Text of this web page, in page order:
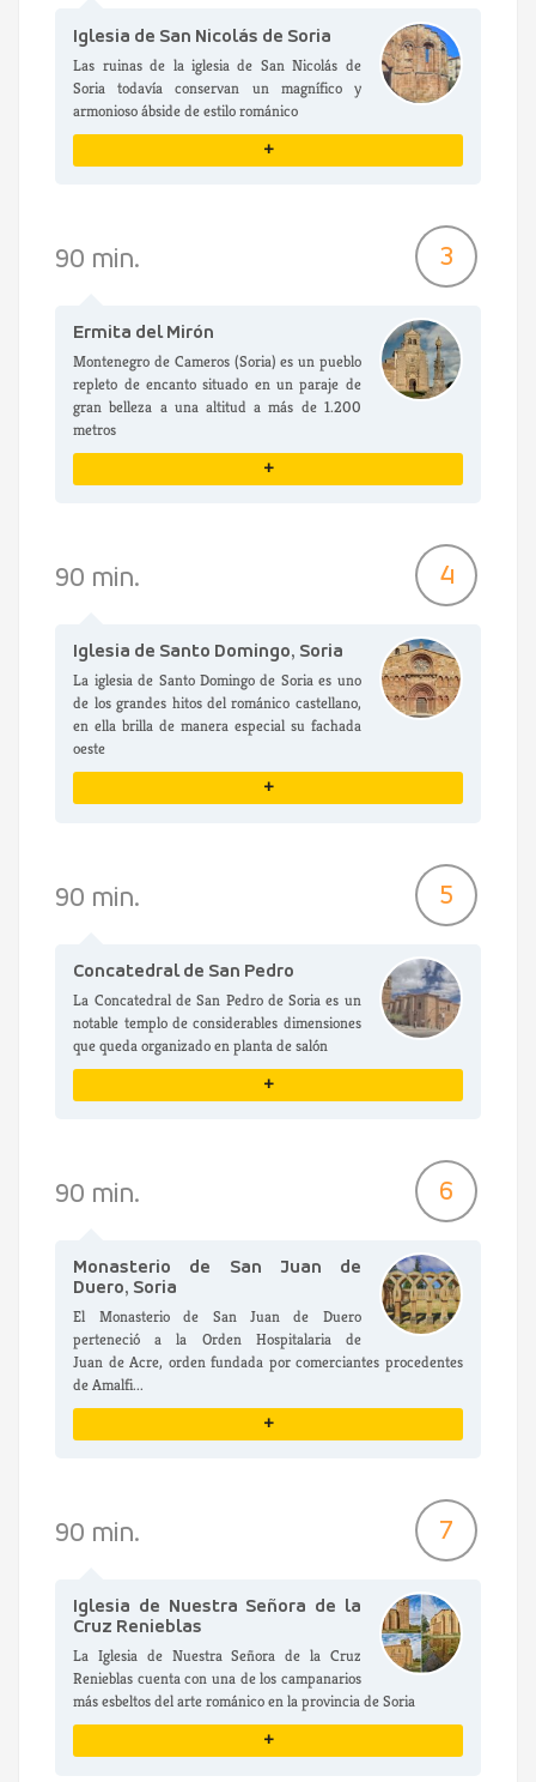
Iglesia de San Nicolás de Soria
Las ruinas de la iglesia de San Nicolás de
Soria todavía conservan un magnífico y
armonioso ábside de estilo románico
+
90 min. 3
Ermita del Mirón
Montenegro de Cameros (Soria) es un pueblo
repleto de encanto situado en un paraje de
gran belleza a una altitud a más de 1.200
metros
+
90 min. 4
Iglesia de Santo Domingo, Soria
La iglesia de Santo Domingo de Soria es uno
de los grandes hitos del románico castellano,
en ella brilla de manera especial su fachada
oeste
+
90 min. 5
Concatedral de San Pedro
La Concatedral de San Pedro de Soria es un
notable templo de considerables dimensiones
que queda organizado en planta de salón
+
90 min. 6
Monasterio de San Juan de
Duero, Soria
El Monasterio de San Juan de Duero
perteneció a la Orden Hospitalaria de
Juan de Acre, orden fundada por comerciantes procedentes
de Amalfi...
+
90 min. 7
Iglesia de Nuestra Señora de la
Cruz Renieblas
La Iglesia de Nuestra Señora de la Cruz
Renieblas cuenta con una de los campanarios
más esbeltos del arte románico en la provincia de Soria
+